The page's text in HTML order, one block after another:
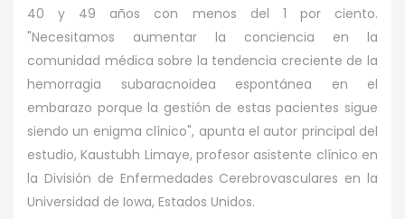
40 y 49 años con menos del 1 por ciento.
"Necesitamos aumentar la conciencia en la
comunidad médica sobre la tendencia creciente de la
hemorragia subaracnoidea espontánea en el
embarazo porque la gestión de estas pacientes sigue
siendo un enigma clínico", apunta el autor principal del
estudio, Kaustubh Limaye, profesor asistente clínico en
la División de Enfermedades Cerebrovasculares en la
Universidad de Iowa, Estados Unidos.